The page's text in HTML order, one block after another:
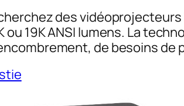
des
ou 19K ANSI lumens. La
de besoins